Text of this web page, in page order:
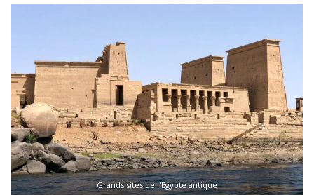
Grands sites de l'Egypte antique